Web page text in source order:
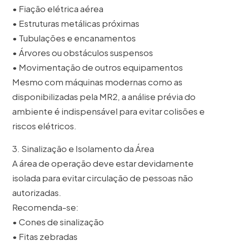
• Fiação elétrica aérea
• Estruturas metálicas próximas
• Tubulações e encanamentos
• Árvores ou obstáculos suspensos
• Movimentação de outros equipamentos
Mesmo com máquinas modernas como as
disponibilizadas pela MR2, a análise prévia do
ambiente é indispensável para evitar colisões e
riscos elétricos.
3. Sinalização e Isolamento da Área
A área de operação deve estar devidamente
isolada para evitar circulação de pessoas não
autorizadas.
Recomenda-se:
• Cones de sinalização
• Fitas zebradas